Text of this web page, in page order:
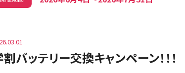
バッテリー交換キャンペーン！！！